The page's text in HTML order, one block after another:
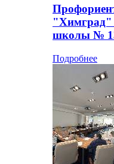
"Химград"
школы №
Подробнее